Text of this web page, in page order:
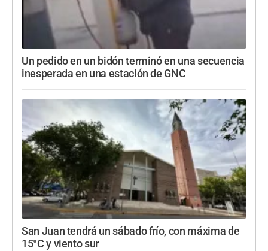
Un pedido en un bidón terminó en una secuencia
inesperada en una estación de GNC
San Juan tendrá un sábado frío, con máxima de
15°C y viento sur